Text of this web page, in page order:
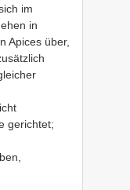
im
in
Apices über,
gerichtet;